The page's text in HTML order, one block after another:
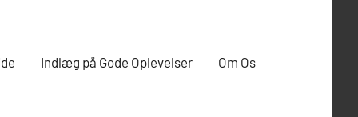
Indlæg på Gode Oplevelser Om Os